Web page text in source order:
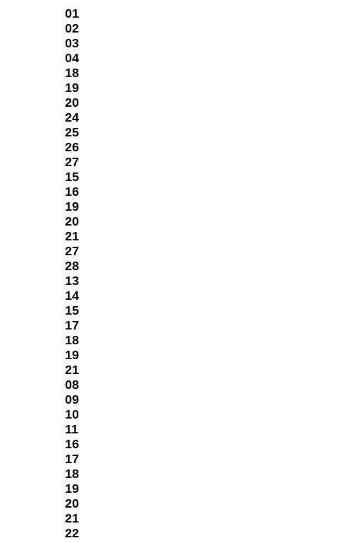
01
02
03
04
18
19
20
24
25
26
27
15
16
19
20
21
27
28
13
14
15
17
18
19
21
08
09
10
11
16
17
18
19
20
21
22